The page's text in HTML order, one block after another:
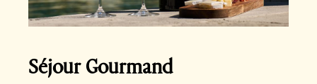
Séjour Gourmand